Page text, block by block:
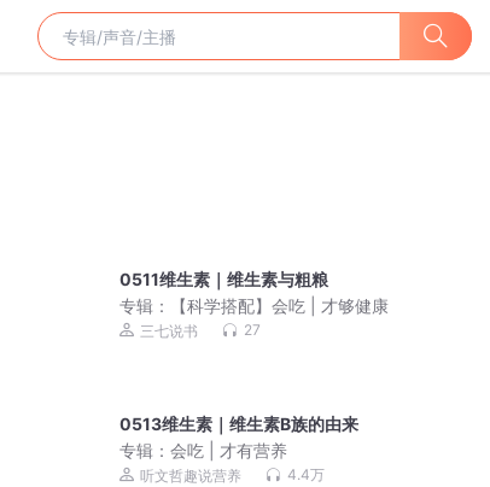
0511维生素｜维生素与粗粮
专辑：
【科学搭配】会吃 | 才够健康
三七说书 27
0513维生素｜维生素B族的由来
专辑：会吃 | 才有营养
听文哲趣说营养 4.4万